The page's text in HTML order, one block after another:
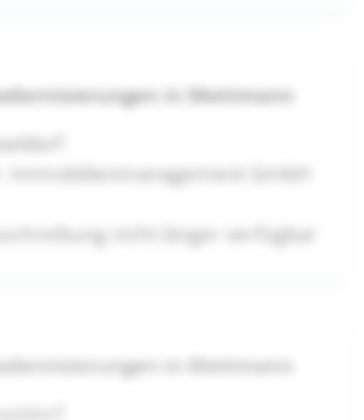
in Mettmann
Immobilienmanagement GmbH
nicht länger verfügbar
in Mettmann